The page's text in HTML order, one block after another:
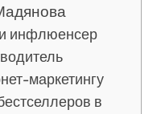
инфлюенсер
маркетингу
в